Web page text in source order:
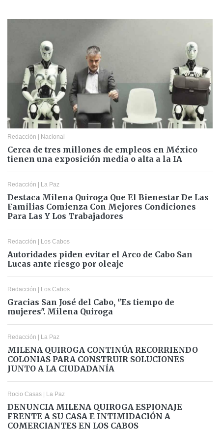
Redacción | Nacional
Cerca de tres millones de empleos en México
tienen una exposición media o alta a la IA
Redacción | La Paz
Destaca Milena Quiroga Que El Bienestar De Las
Familias Comienza Con Mejores Condiciones
Para Las Y Los Trabajadores
Redacción | Los Cabos
Autoridades piden evitar el Arco de Cabo San
Lucas ante riesgo por oleaje
Redacción | Los Cabos
Gracias San José del Cabo, "Es tiempo de
mujeres". Milena Quiroga
Redacción | La Paz
MILENA QUIROGA CONTINÚA RECORRIENDO
COLONIAS PARA CONSTRUIR SOLUCIONES
JUNTO A LA CIUDADANÍA
Rocio Casas | La Paz
DENUNCIA MILENA QUIROGA ESPIONAJE
FRENTE A SU CASA E INTIMIDACIÓN A
COMERCIANTES EN LOS CABOS